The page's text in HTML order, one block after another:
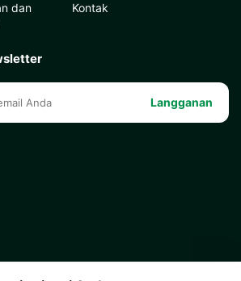
dan
Kontak
Langganan